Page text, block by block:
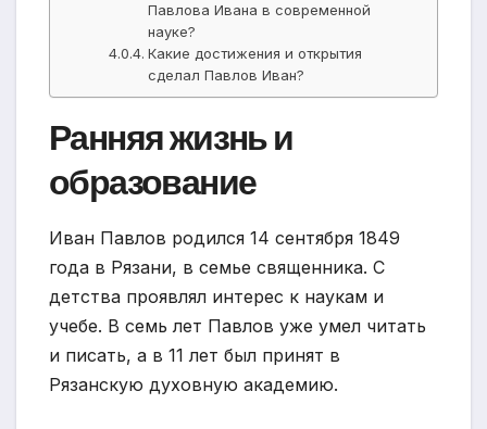
Павлова Ивана в современной
науке?
Какие достижения и открытия
сделал Павлов Иван?
Ранняя жизнь и
образование
Иван Павлов родился 14 сентября 1849
года в Рязани, в семье священника. С
детства проявлял интерес к наукам и
учебе. В семь лет Павлов уже умел читать
и писать, а в 11 лет был принят в
Рязанскую духовную академию.